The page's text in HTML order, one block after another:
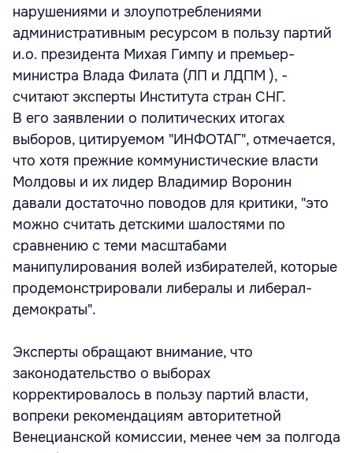
нарушениями и злоупотреблениями
административным ресурсом в пользу партий
и.о. президента Михая Гимпу и премьер-
министра Влада Филата (ЛП и ЛДПМ ), -
считают эксперты Института стран СНГ.
В его заявлении о политических итогах
выборов, цитируемом "ИНФОТАГ", отмечается,
что хотя прежние коммунистические власти
Молдовы и их лидер Владимир Воронин
давали достаточно поводов для критики, "это
можно считать детскими шалостями по
сравнению с теми масштабами
манипулирования волей избирателей, которые
продемонстрировали либералы и либерал-
демократы".
Эксперты обращают внимание, что
законодательство о выборах
корректировалось в пользу партий власти,
вопреки рекомендациям авторитетной
Венецианской комиссии, менее чем за полгода